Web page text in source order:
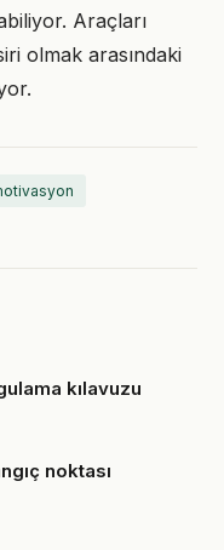
Araçları
olmak arasındaki
kılavuzu
noktası